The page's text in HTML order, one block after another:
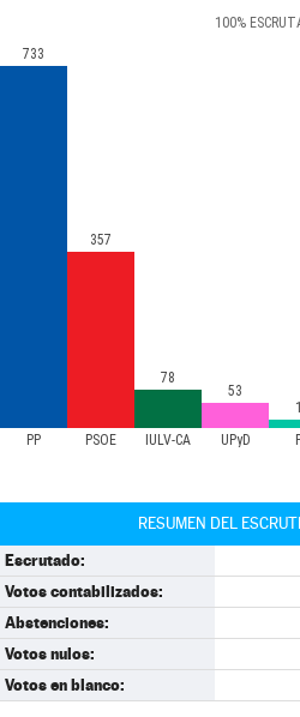
100%
PP PSOE IULV-CA UPyD
733
357
78
53
RESUMEN DEL
Escrutado:
Votos contabilizados:
Abstenciones:
Votos nulos:
Votos en blanco: